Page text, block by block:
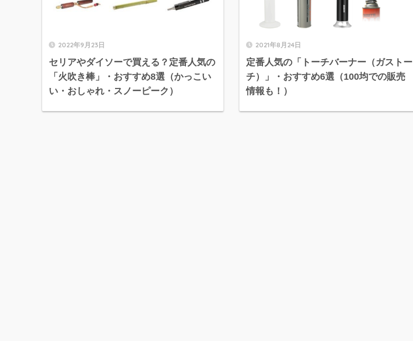
2022年9月23日
セリアやダイソーで買える？定番人気の
「火吹き棒」・おすすめ8選（かっこい
い・おしゃれ・スノーピーク）
2021年8月24日
定番人気の「トーチバーナー（ガストー
チ）」・おすすめ6選（100均での販売
情報も！）